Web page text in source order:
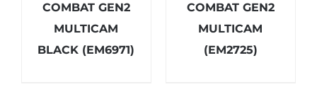
COMBAT GEN2
MULTICAM
BLACK (EM6971)
COMBAT GEN2
MULTICAM
(EM2725)